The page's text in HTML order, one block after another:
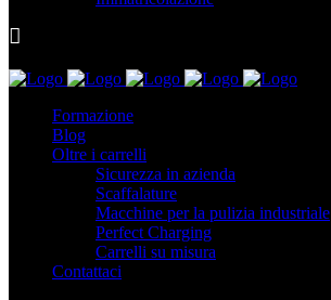
Formazione
Blog
Oltre i carrelli
Sicurezza in azienda
Scaffalature
Macchine per la pulizia industriale
Perfect Charging
Carrelli su misura
Contattaci